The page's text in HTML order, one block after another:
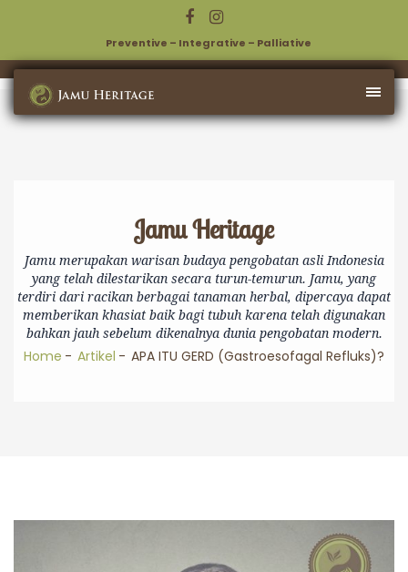
Preventive – Integrative – Palliative
Jamu Heritage
Jamu merupakan warisan budaya pengobatan asli Indonesia
yang telah dilestarikan secara turun-temurun. Jamu, yang
terdiri dari racikan berbagai tanaman herbal, dipercaya dapat
memberikan khasiat baik bagi tubuh karena telah digunakan
bahkan jauh sebelum dikenalnya dunia pengobatan modern.
Home Artikel APA ITU GERD (Gastroesofagal Refluks)?